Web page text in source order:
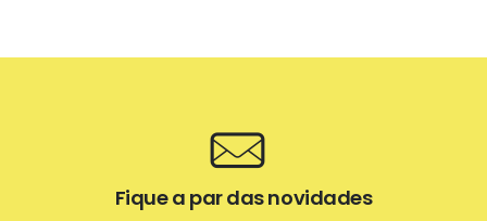
Fique a par das novidades